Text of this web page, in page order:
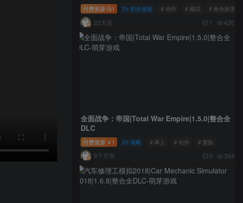
付费资源 1 积分游戏 # 动作 # 模拟 # 角色扮演
22天前 1 420
全面战争：帝国|Total War Empire|1.5.0|整合全
DLC
付费资源 ￥ 1 策略 # 单人 # 动作 # 冒险
9个月前 0 394